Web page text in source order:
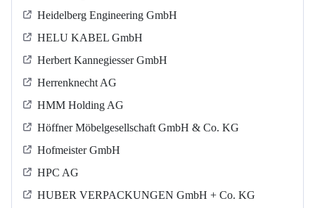
Heidelberg Engineering GmbH
HELU KABEL GmbH
Herbert Kannegiesser GmbH
Herrenknecht AG
HMM Holding AG
Höffner Möbelgesellschaft GmbH & Co. KG
Hofmeister GmbH
HPC AG
HUBER VERPACKUNGEN GmbH + Co. KG